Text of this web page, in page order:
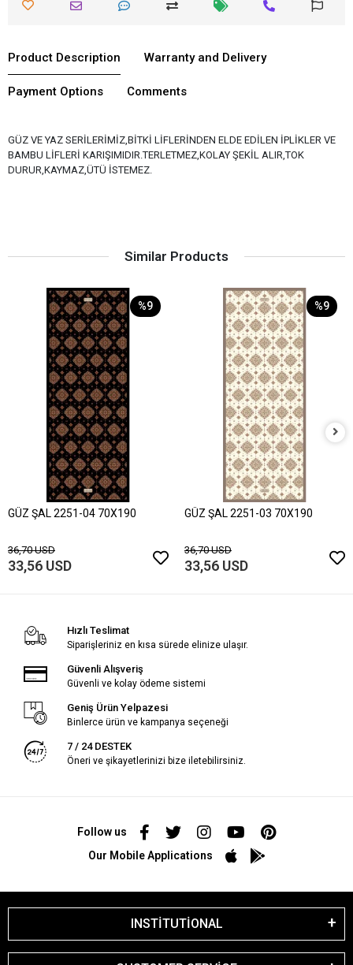
Product Description Warranty and Delivery
Payment Options Comments
GÜZ VE YAZ SERİLERİMİZ,BİTKİ LİFLERİNDEN ELDE EDİLEN İPLİKLER VE
BAMBU LİFLERİ KARIŞIMIDIR.TERLETMEZ,KOLAY ŞEKİL ALIR,TOK
DURUR,KAYMAZ,ÜTÜ İSTEMEZ.
Similar Products
%9
GÜZ ŞAL 2251-04 70X190
36,70 USD
33,56 USD
%9
GÜZ ŞAL 2251-03 70X190
36,70 USD
33,56 USD
Hızlı Teslimat
Siparişleriniz en kısa sürede elinize ulaşır.
Güvenli Alışveriş
Güvenli ve kolay ödeme sistemi
Geniş Ürün Yelpazesi
Binlerce ürün ve kampanya seçeneği
7 / 24 DESTEK
Öneri ve şikayetlerinizi bize iletebilirsiniz.
Follow us
Our Mobile Applications
INSTİTUTİONAL